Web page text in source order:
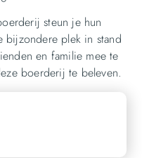
steun je hun
bijzondere plek in stand
en familie mee te
boerderij te beleven.